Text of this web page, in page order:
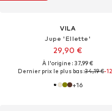
VILA
Jupe 'Ellette'
29,90 €
À l'origine : 37,99 €
Dernier prix le plus bas :34,19 €-
+16